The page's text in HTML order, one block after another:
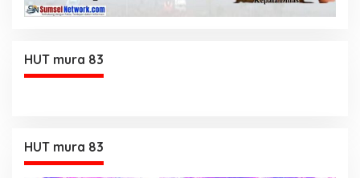
HUT mura 83
HUT mura 83